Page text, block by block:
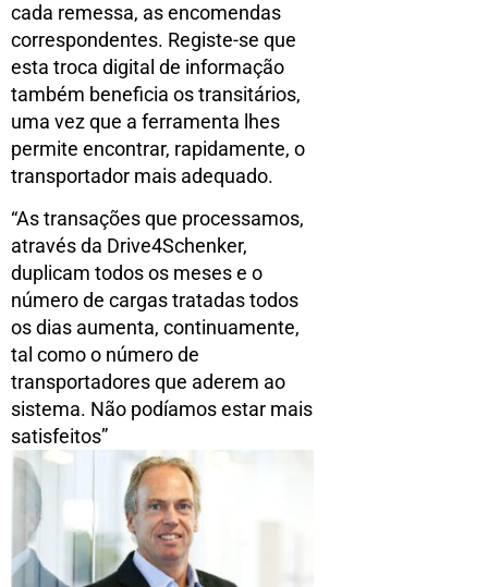
cada remessa, as encomendas
correspondentes. Registe-se que
esta troca digital de informação
também beneficia os transitários,
uma vez que a ferramenta lhes
permite encontrar, rapidamente, o
transportador mais adequado.
“As transações que processamos,
através da Drive4Schenker,
duplicam todos os meses e o
número de cargas tratadas todos
os dias aumenta, continuamente,
tal como o número de
transportadores que aderem ao
sistema. Não podíamos estar mais
satisfeitos”